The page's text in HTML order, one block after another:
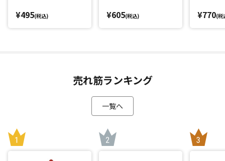
¥495(税込) ¥605(税込) ¥770(税
売れ筋ランキング
一覧へ